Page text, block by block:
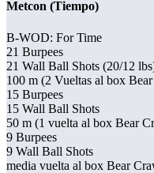
Metcon (Tiempo)
B-WOD: For Time
21 Burpees
21 Wall Ball Shots (20/12
100 m (2 Vueltas al box
15 Burpees
15 Wall Ball Shots
50 m (1 vuelta al box Bear
9 Burpees
9 Wall Ball Shots
media vuelta al box Bear